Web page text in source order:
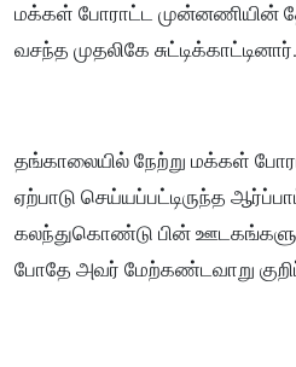
மக்கள் போராட்ட முன்னணியின்
வசந்த முதலிகே சுட்டிக்காட்டினார்.
தங்காலையில் நேற்று மக்கள்
ஏற்பாடு செய்யப்பட்டிருந்த
கலந்துகொண்டு பின்
போதே அவர் மேற்கண்டவாறு